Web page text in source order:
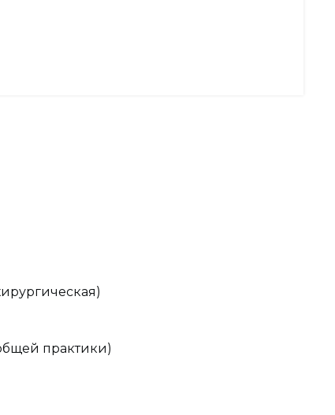
практики)